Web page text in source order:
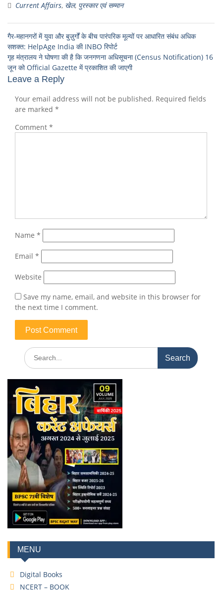
Current Affairs, खेल, पुरस्कार एवं सम्मान
गैर-महानगरों में युवा और बुज़ुर्गों के बीच पारंपरिक मूल्यों पर आधारित संबंध अधिक
सशक्त: HelpAge India की INBO रिपोर्ट
गृह मंत्रालय ने घोषणा की है कि जनगणना अधिसूचना (Census Notification) 16
जून को Official Gazette में प्रकाशित की जाएगी
Leave a Reply
Your email address will not be published. Required fields
are marked *
Comment *
Name *
Email *
Website
Save my name, email, and website in this browser for
the next time I comment.
MENU
Digital Books
NCERT – BOOK